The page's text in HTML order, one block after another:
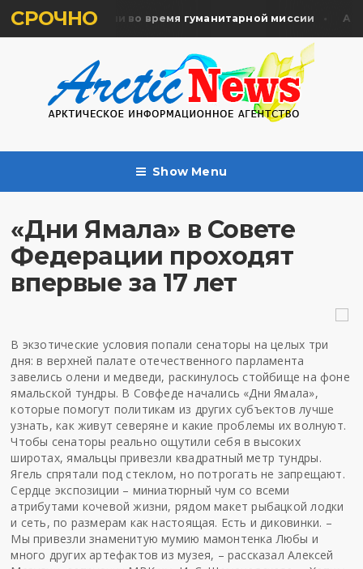
СРОЧНО
жертв почтили во время гуманитарной миссии
Show Menu
«Дни Ямала» в Совете
Федерации проходят
впервые за 17 лет
В экзотические условия попали сенаторы на целых три
дня: в верхней палате отечественного парламента
завелись олени и медведи, раскинулось стойбище на фоне
ямальской тундры. В Совфеде начались «Дни Ямала»,
которые помогут политикам из других субъектов лучше
узнать, как живут северяне и какие проблемы их волнуют.
Чтобы сенаторы реально ощутили себя в высоких
широтах, ямальцы привезли квадратный метр тундры.
Ягель спрятали под стеклом, но потрогать не запрещают.
Сердце экспозиции – миниатюрный чум со всеми
атрибутами кочевой жизни, рядом макет рыбацкой лодки
и сеть, по размерам как настоящая. Есть и диковинки. –
Мы привезли знаменитую мумию мамонтенка Любы и
много других артефактов из музея, – рассказал Алексей